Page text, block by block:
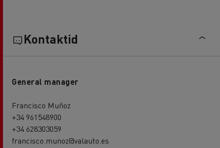
Kontaktid
General manager
Francisco Muñoz
+34 961548900
+34 628303059
francisco.munoz@valauto.es